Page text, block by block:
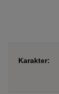
Karakter: